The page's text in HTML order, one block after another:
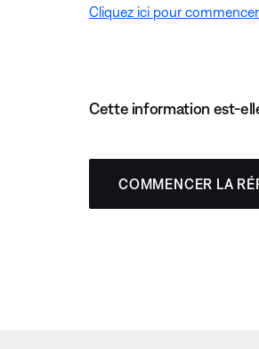
Cliquez ici pour
Cette information est-
COMMENCER LA